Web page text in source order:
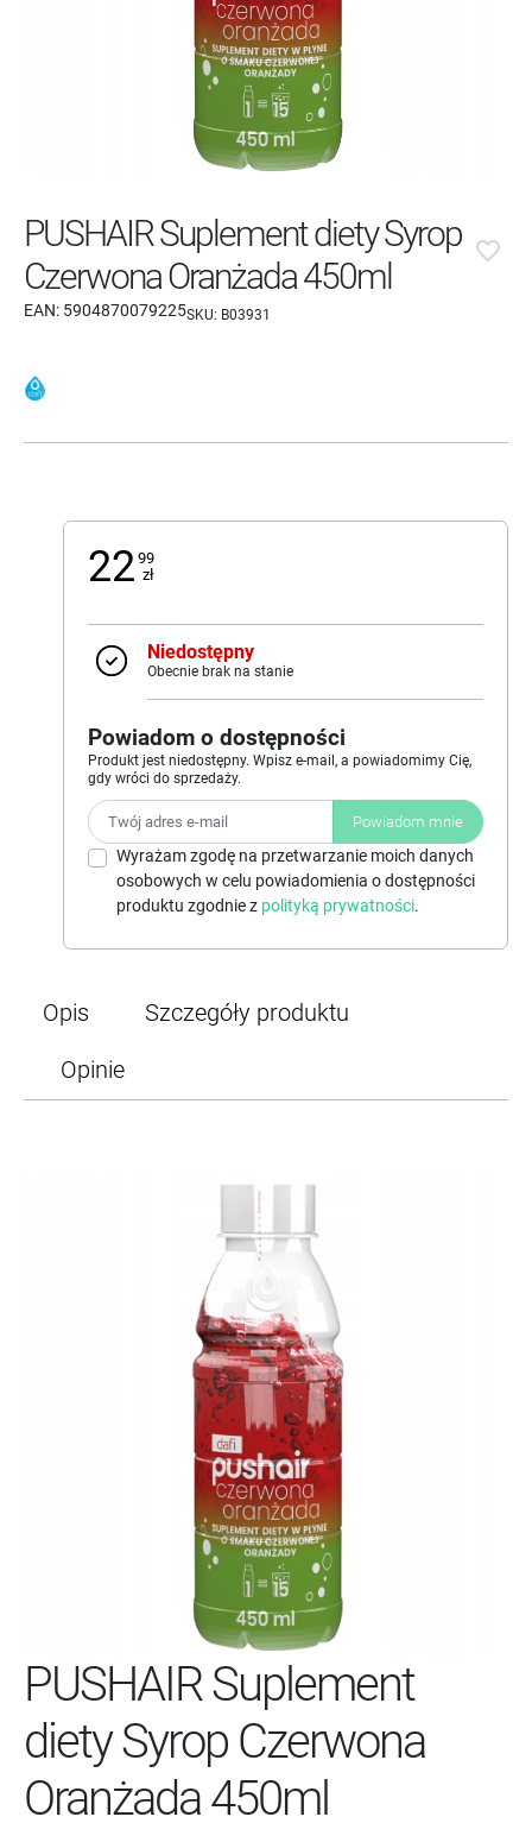
PUSHAIR Suplement diety Syrop
Czerwona Oranżada 450ml
EAN: 5904870079225SKU: B03931
favorite_border
22 99
zł
Niedostępny
Obecnie brak na stanie
Powiadom o dostępności
Produkt jest niedostępny. Wpisz e-mail, a powiadomimy Cię,
gdy wróci do sprzedaży.
Powiadom mnie
Wyrażam zgodę na przetwarzanie moich danych
osobowych w celu powiadomienia o dostępności
produktu zgodnie z polityką prywatności.
Opis
Szczegóły produktu
Opinie
PUSHAIR Suplement
diety Syrop Czerwona
Oranżada 450ml